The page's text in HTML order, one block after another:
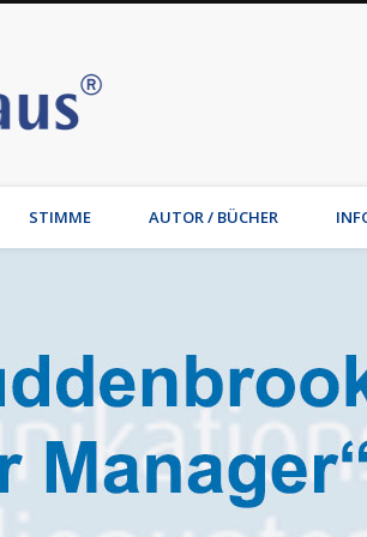
Stimmhaus |
Wirtschaftsmediation, Familienmediation,
STIMME AUTOR / BÜCHER